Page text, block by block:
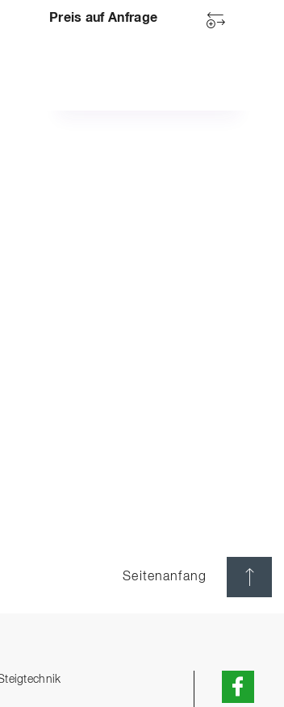
Preis auf Anfrage
Seitenanfang